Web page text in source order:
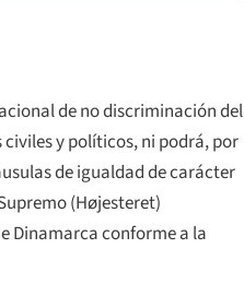
de no discriminación del
civiles y políticos, ni podrá, por
de igualdad de carácter
(Højesteret)
Dinamarca conforme a la